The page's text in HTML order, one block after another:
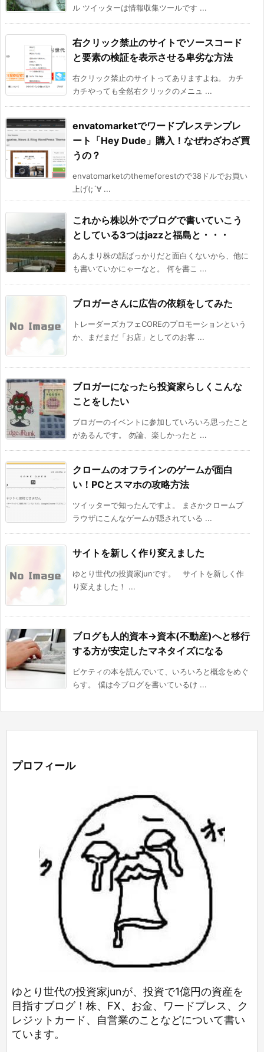
ル ツイッターは情報収集ツールです ...
右クリック禁止のサイトでソースコード
と要素の検証を表示させる卑劣な方法
右クリック禁止のサイトってありますよね。 カチ
カチやっても全然右クリックのメニュ ...
envatomarketでワードプレステンプレ
ート「Hey Dude」購入！なぜわざわざ買
うの？
envatomarketのthemeforestので38ドルでお買い
上げ(;´∀ ...
これから株以外でブログで書いていこう
としている3つはjazzと福島と・・・
あんまり株の話ばっかりだと面白くないから、他に
も書いていかにゃーなと。 何を書こ ...
ブロガーさんに広告の依頼をしてみた
トレーダーズカフェCOREのプロモーションという
か、まだまだ「お店」としてのお客 ...
ブロガーになったら投資家らしくこんな
ことをしたい
ブロガーのイベントに参加していろいろ思ったこと
があるんです。 勿論、楽しかったと ...
クロームのオフラインのゲームが面白
い！PCとスマホの攻略方法
ツイッターで知ったんですよ。 まさかクロームブ
ラウザにこんなゲームが隠されている ...
サイトを新しく作り変えました
ゆとり世代の投資家junです。 サイトを新しく作
り変えました！ ...
ブログも人的資本→資本(不動産)へと移行
する方が安定したマネタイズになる
ピケティの本を読んでいて、いろいろと概念をめぐ
らす。 僕は今ブログを書いているけ ...
プロフィール
ゆとり世代の投資家junが、投資で1億円の資産を
目指すブログ！株、FX、お金、ワードプレス、ク
レジットカード、自営業のことなどについて書い
ています。